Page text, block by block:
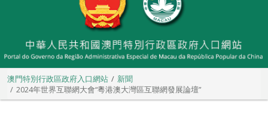
澳門特別行政區政府入口網站
新聞
2024年世界互聯網大會“粵港澳大灣區互聯網發展論壇”